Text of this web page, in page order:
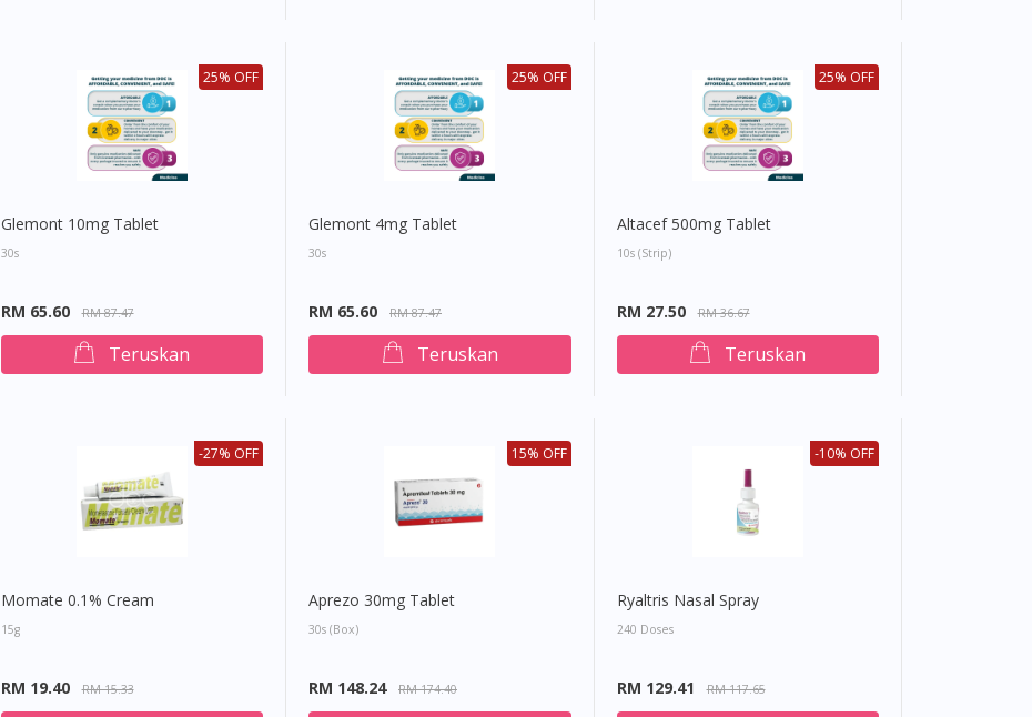
You seem to be shopping from Singapore
You are currently on DoctorOnCall.com.my, our Malaysian site.
To serve you better, would you like to head over to
No, please do not redirect me
25% OFF
Glemont 10mg Tablet
30s
RM 65.60 RM 87.47
Teruskan
25% OFF
Glemont 4mg Tablet
30s
RM 65.60 RM 87.47
Teruskan
25% OFF
Altacef 500mg Tablet
10s (strip)
RM 27.50 RM 36.67
Teruskan
-27% OFF
Momate 0.1% Cream
15g
RM 19.40 RM 15.33
15% OFF
Aprezo 30mg Tablet
30s (Box)
RM 148.24 RM 174.40
-10% OFF
Ryaltris Nasal Spray
240 Doses
RM 129.41 RM 117.65